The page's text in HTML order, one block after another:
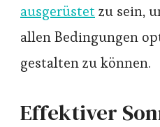
ausgerüstet zu sein,
allen Bedingungen
gestalten zu können.
Effektiver